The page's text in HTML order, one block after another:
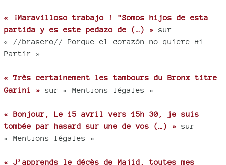
« ¡Maravilloso trabajo ! "Somos hijos de esta
partida y es este pedazo de (…) » sur
« //brasero// Porque el corazón no quiere #1
Partir »
« Très certainement les tambours du Bronx titre
Garini » sur « Mentions légales »
« Bonjour, Le 15 avril vers 15h 30, je suis
tombée par hasard sur une de vos (…) » sur
« Mentions légales »
« J’apprends le décès de Majid. toutes mes